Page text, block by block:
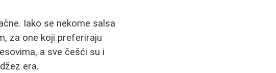
Iako se nekome salsa
za one koji preferiraju
a sve češći su i
era.